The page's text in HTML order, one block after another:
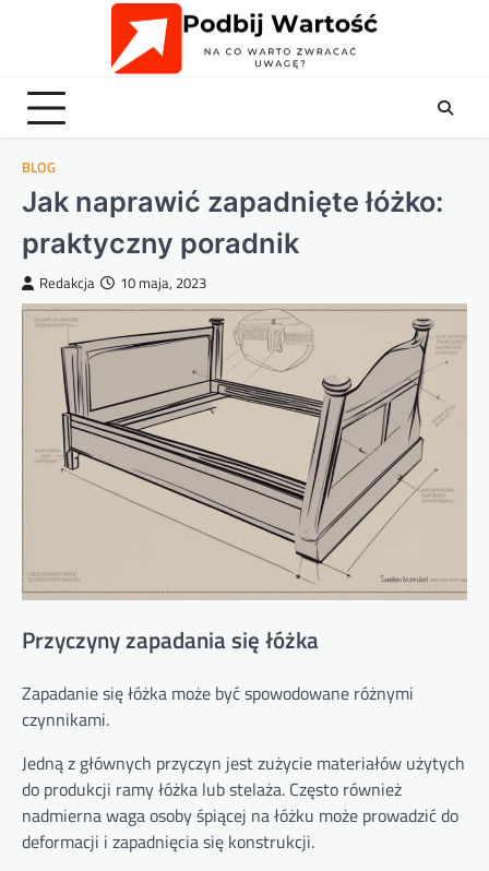
BLOG
Jak naprawić zapadnięte łóżko:
praktyczny poradnik
Redakcja 10 maja, 2023
Przyczyny zapadania się łóżka
Zapadanie się łóżka może być spowodowane różnymi
czynnikami.
Jedną z głównych przyczyn jest zużycie materiałów użytych
do produkcji ramy łóżka lub stelaża. Często również
nadmierna waga osoby śpiącej na łóżku może prowadzić do
deformacji i zapadnięcia się konstrukcji.